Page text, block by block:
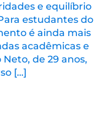
e equilíbrio
estudantes do
é ainda mais
acadêmicas e
Neto, de 29 anos,
[…]